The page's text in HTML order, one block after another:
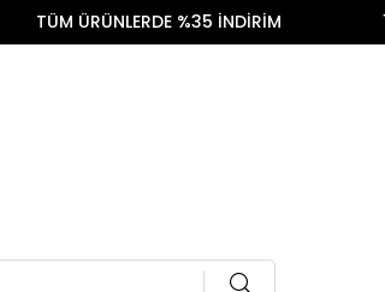
TÜM ÜRÜNLERDE %35 İNDİRİM 14